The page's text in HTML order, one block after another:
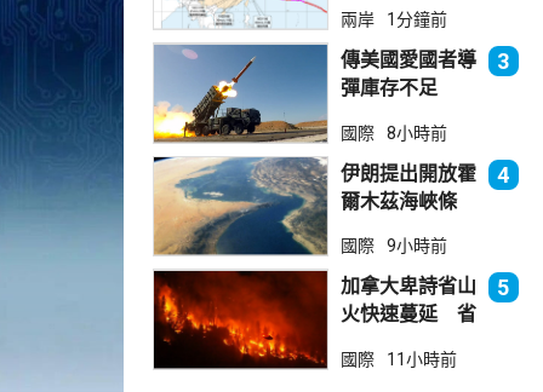
正移入內陸並減
弱
兩岸 1分鐘前
傳美國愛國者導
彈庫存不足
長促加快生產武
器
3
國際 8小時前
伊朗提出開放霍
爾木茲海峽條
賠償等
4
國際 9小時前
加拿大卑詩省山
火快速蔓延 省
狀態
5
國際 11小時前